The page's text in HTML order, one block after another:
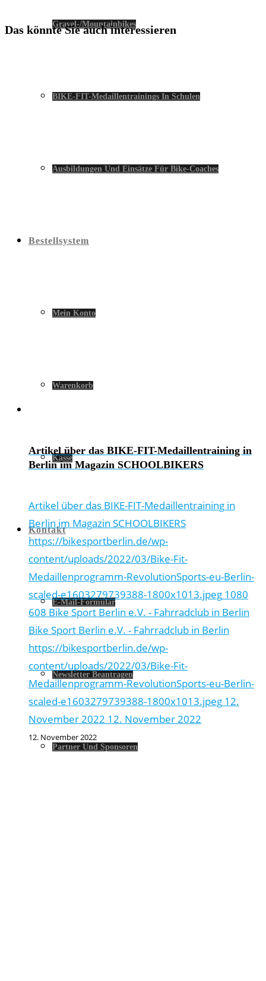
Gravel-/Mountainbikes
BIKE-FIT-Medaillentrainings In Schulen
Ausbildungen Und Einsätze Für Bike-Coaches
Bestellsystem
Mein Konto
Warenkorb
Kasse
Kontakt
E-Mail-Formular
Newsletter Beantragen
Partner Und Sponsoren
Das könnte Sie auch interessieren
Artikel über das BIKE-FIT-Medaillentraining in
Berlin im Magazin SCHOOLBIKERS
Artikel über das BIKE-FIT-Medaillentraining in
Berlin im Magazin SCHOOLBIKERS
https://bikesportberlin.de/wp-
content/uploads/2022/03/Bike-Fit-
Medaillenprogramm-RevolutionSports-eu-Berlin-
scaled-e1603279739388-1800x1013.jpeg 1080
608 Bike Sport Berlin e.V. - Fahrradclub in Berlin
Bike Sport Berlin e.V. - Fahrradclub in Berlin
https://bikesportberlin.de/wp-
content/uploads/2022/03/Bike-Fit-
Medaillenprogramm-RevolutionSports-eu-Berlin-
scaled-e1603279739388-1800x1013.jpeg 12.
November 2022 12. November 2022
12. November 2022